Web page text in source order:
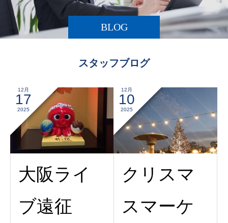
BLOG
スタッフブログ
12月
17
2025
大阪ライ
ブ遠征
12月
10
2025
クリスマ
スマーケ